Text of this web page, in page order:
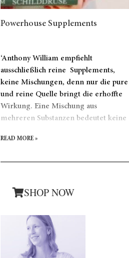
Powerhouse Supplements
‘Anthony William empfiehlt
ausschließlich reine Supplements,
keine Mischungen, denn nur die pure
und reine Quelle bringt die erhoffte
Wirkung. Eine Mischung aus
mehreren Substanzen bedeutet keine
sondern eine Minderung dieser.
READ MORE »
SHOP NOW